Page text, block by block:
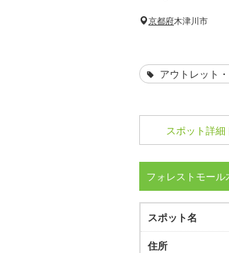
京都府木津川市
アウトレット
スポット詳細
フォレストモー
スポット名
住所